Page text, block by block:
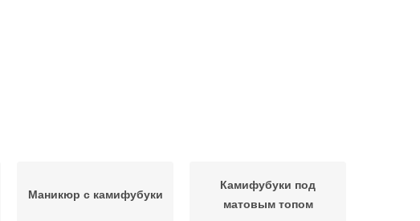
Маникюр с камифубуки
Камифубуки под
матовым топом